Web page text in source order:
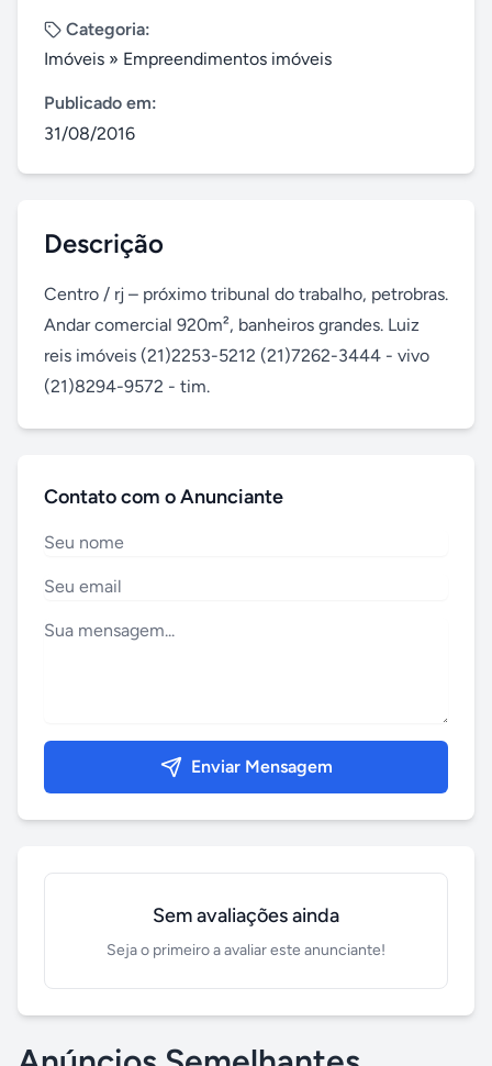
Categoria:
Imóveis » Empreendimentos imóveis
Publicado em:
31/08/2016
Descrição
Centro / rj – próximo tribunal do trabalho, petrobras.
Andar comercial 920m², banheiros grandes. Luiz
reis imóveis (21)2253-5212 (21)7262-3444 - vivo
(21)8294-9572 - tim.
Contato com o Anunciante
Enviar Mensagem
Sem avaliações ainda
Seja o primeiro a avaliar este anunciante!